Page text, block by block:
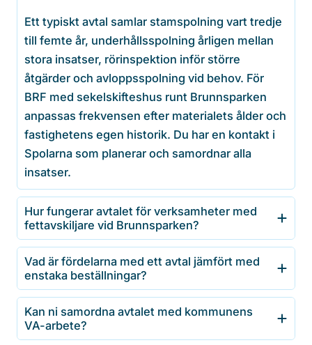
Ett typiskt avtal samlar stamspolning vart tredje
till femte år, underhållsspolning årligen mellan
stora insatser, rörinspektion inför större
åtgärder och avloppsspolning vid behov. För
BRF med sekelskifteshus runt Brunnsparken
anpassas frekvensen efter materialets ålder och
fastighetens egen historik. Du har en kontakt i
Spolarna som planerar och samordnar alla
insatser.
Hur fungerar avtalet för verksamheter med
fettavskiljare vid Brunnsparken?
Vad är fördelarna med ett avtal jämfört med
enstaka beställningar?
Kan ni samordna avtalet med kommunens
VA-arbete?